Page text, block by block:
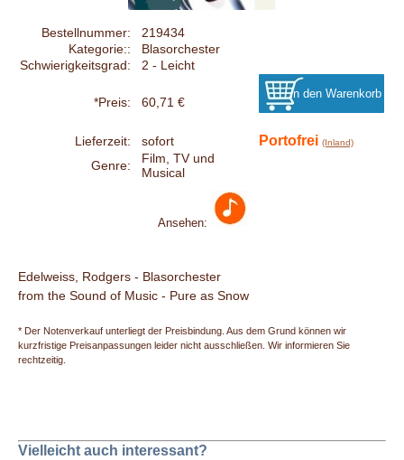
Bestellnummer:
219434
Kategorie::
Blasorchester
Schwierigkeitsgrad:
2 - Leicht
*Preis: 60,71 €
Lieferzeit: sofort Portofrei (Inland)
Genre:
Film, TV und
Musical
Ansehen:
Edelweiss, Rodgers - Blasorchester
from the Sound of Music - Pure as Snow
* Der Notenverkauf unterliegt der Preisbindung. Aus dem Grund können wir
kurzfristige Preisanpassungen leider nicht ausschließen. Wir informieren Sie
rechtzeitig.
Vielleicht auch interessant?